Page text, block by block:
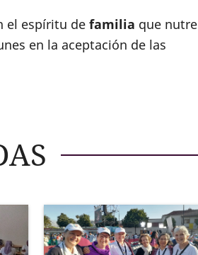
el espíritu defamilia que nutre
en la aceptación de las